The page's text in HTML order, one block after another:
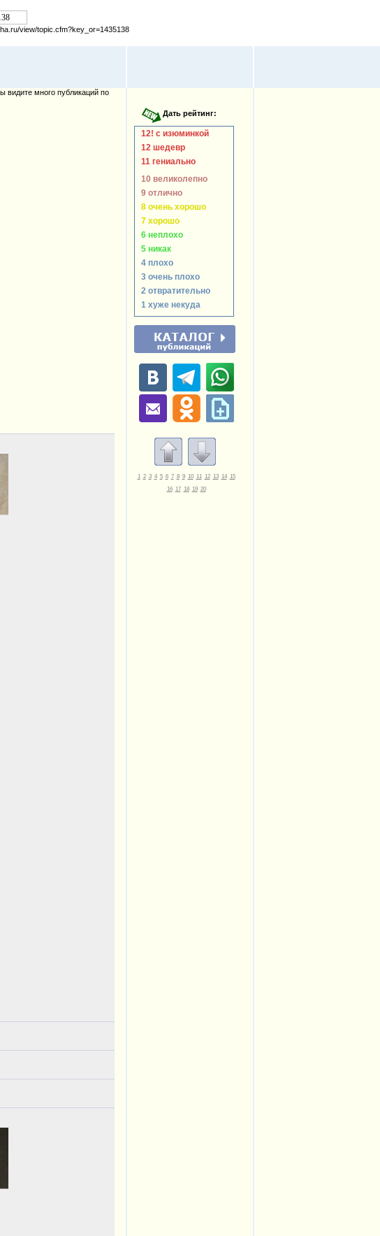
view/topic.cfm?key_or=1435138
видите много публикаций по
12! с изюминкой
12 шедевр
11 гениально
10 великолепно
9 отлично
8 очень хорошо
7 хорошо
6 неплохо
5 никак
4 плохо
3 очень плохо
2 отвратительно
1 хуже некуда
1 2 3 4 5 6 7 8 9 10 11 12 13 14 15
16 17 18 19 20